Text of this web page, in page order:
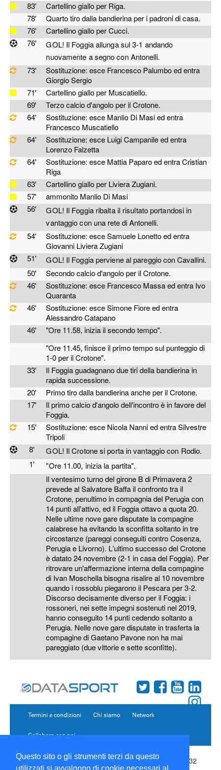
Questo sito o gli strumenti terzi da questo
83'
Cartellino giallo per Riga.
78'
Quarto tiro dalla bandierina per i padroni di casa.
76'
Cartellino giallo per Cucci.
76'
GOL! Il Foggia allunga sul 3-1 andando
nuovamente a segno conAntonelli.
73'
Sostituzione: esce Francesco Palumbo ed entra
Giorgio Sergio
71'
Cartellino giallo per Muscatiello.
69'
Terzo calcio d'angolo per il Crotone.
64'
Sostituzione: esce Manlio Di Masi ed entra
Francesco Muscatiello
64'
Sostituzione: esce Luigi Campanile ed entra
Lorenzo Falzetta
64'
Sostituzione: esce Mattia Paparo ed entra Cristian
Riga
63'
Cartellino giallo per Liviera Zugiani.
57'
ammonito Manlio Di Masi
56'
GOL! Il Foggia ribalta il risultato portandosi in
vantaggio conuna rete di Antonelli.
54'
Sostituzione: esce Samuele Lonetto ed entra
Giovanni Liviera Zugiani
51'
GOL! Il Foggia perviene al pareggio conCavallini.
50'
Secondo calcio d'angolo per il Crotone.
46'
Sostituzione: esce Francesco Massa ed entra Ivo
Quaranta
46'
Sostituzione: esce Simone Fiore ed entra
Alessandro Catapano
46'
"Ore 11.58, inizia il secondo tempo".
"Ore 11.45, finisce il primo tempo sul punteggio di
1-0 per il Crotone".
33'
Il Foggia guadagnano due tiri della bandierina in
rapida successione.
20'
Primo tiro dalla bandierina anche per il Crotone.
17'
Il primo calcio d'angolo dell'incontro è in favore del
Foggia.
15'
Sostituzione: esce Nicola Nanni ed entra Silvestre
Tripoli
8'
GOL! Il Crotone si porta in vantaggio con Rodio.
1'
"Ore 11.00, inizia la partita".
Il ventesimo turno del girone B di Primavera 2
prevede al Salvatore Baffa il confronto tra il
Crotone, penultimo in compagnia del Perugia con
14 punti all'attivo, ed il Foggia ottavo a quota 20.
Nelle ultime nove gare disputate la compagine
calabrese ha evitando la sconfitta soltanto in tre
circostanze (pareggi conseguiti contro Cosenza,
Perugia e Livorno). L'ultimo successo del Crotone
è datato 24 novembre (2-1 in casa del Foggia). Per
ritrovare un'affermazione interna della compagine
di Ivan Moschella bisogna risalire al 10 novembre
quando i rossoblu piegarono il Pescara per 3-2.
Discorso decisamente diverso per il Foggia: i
rossoneri, nei sette impegni sostenuti nel 2019,
hanno conseguito 14 punti cedendo soltanto a
Perugia. Nelle nove gare disputate in trasferta la
compagine di Gaetano Pavone non ha mai
pareggiato (due vittorie e sette sconfitte).
Termini e condizioni Chi siamo Network
Collabora con noi
Copyright 1995-2026 ©Wise SrlVia Palmanova 8 20132